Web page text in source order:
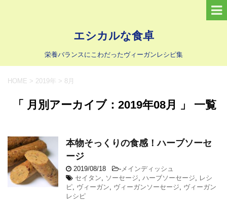
エシカルな食卓
栄養バランスにこわだったヴィーガンレシピ集
HOME > 2019年 > 8月
「 月別アーカイブ：2019年08月 」 一覧
本物そっくりの食感！ハーブソーセ
ージ
2019/08/18 - メインディッシュ
セイタン
ソーセージ ハーブソーセージ
レシ
ピ ヴィーガン ヴィーガンソーセージ
ヴィーガン
レシピ